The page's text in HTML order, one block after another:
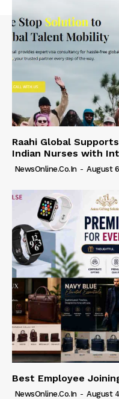
Raahi Global
Indian Nurses with
NewsOnline.co.in - August
Best Employee
NewsOnline.co.in - August